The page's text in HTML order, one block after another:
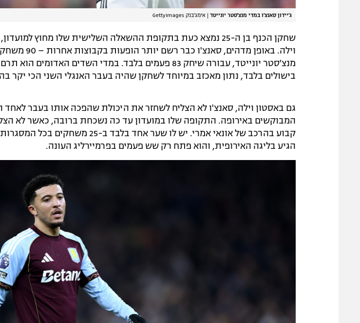
ג'יידון סאנצ'ו במדי מנצ'סטר יונייטד | אימג'בנק GettyImages
שחקן הכנף בן ה-25 נמצא כעת בתקופת ההשאלה השלישית שלו מחוץ
וילה. באופן מדהים,
בישולים בלבד, נתון מאכזב במיוחד לשחקן שהיה בעבר האנגלי השני הכי יקר
גם באסטון וילה, סאנצ'ו לא הצליח לשחזר את היכולת שהפכה אותו בעבר לאחד
המבוקשים באירופה. התקופה שלו במועדון עד כה נשכחת ברובה, כאשר לא
קבוע בהרכב של אונאי אמרי. יש לו שער אחד בלבד ב-
הגיע בליגה האירופית, והוא פתח רק שש פעמים בפרמיירליג העונה.